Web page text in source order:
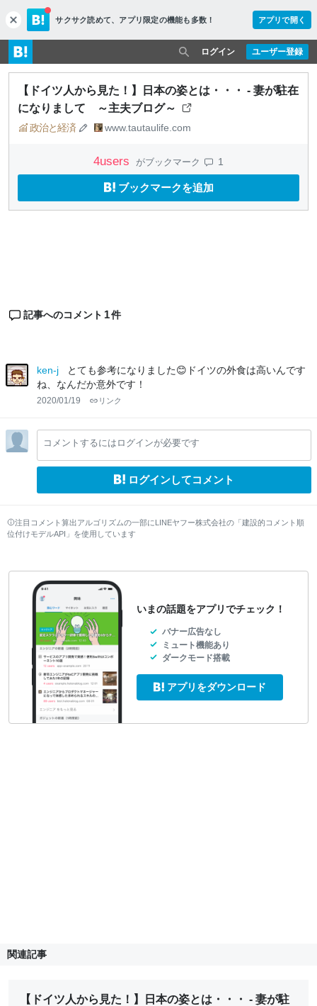
c
l
o
s
e
サクサク読めて、 アプリ限定の機能も多数！ アプリで開く
ユーザー登録
ログイン
【ドイツ人から見た！】日本の姿とは・・・ - 妻が駐在
になりまして ～主夫ブログ～
政治と経済 www.tautaulife.com
4users がブックマーク 1
ブックマークを追加
記事へのコメント 1件
ken-j
とても参考になりました😊ドイツの外食は高いんです
ね、なんだか意外です！
2020/01/19 リンク
コメントするにはログインが必要です
ログインしてコメント
注目コメント算出アルゴリズムの一部にLINEヤフー株式会社の「建設的コメント順
位付けモデルAPI」を使用しています
いまの話題をアプリでチェック！
バナー広告なし
ミュート機能あり
ダークモード搭載
アプリをダウンロード
関連記事
【ドイツ人から見た！】日本の姿とは・・・ - 妻が駐